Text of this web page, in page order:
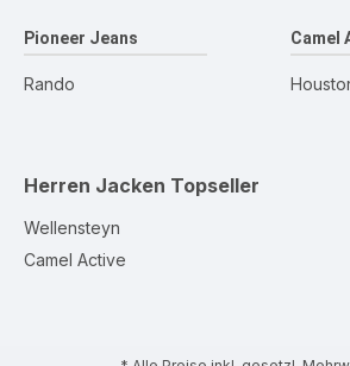
Pioneer Jeans
Rando
Camel
Herren Jacken Topseller
Wellensteyn
Camel Active